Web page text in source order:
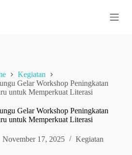
Kegiatan
Gelar Workshop Peningkatan
untuk Memperkuat Literasi
Gelar Workshop Peningkatan
untuk Memperkuat Literasi
November 17, 2025 Kegiatan